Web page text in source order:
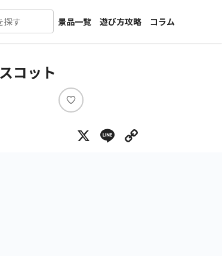
探す
景品一覧
新着景品
メーカー一覧
遊び方攻略
コラム
インタビュー
コット
い
ね
X Line